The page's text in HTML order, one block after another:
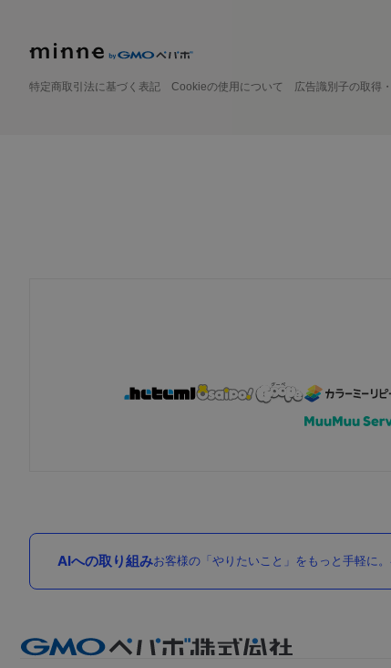
特定商取引法に基づく表記 Cookieの使用について 広告識別子の取得
AIへの取り組みお客様の「やりたいこと」をもっと手軽に